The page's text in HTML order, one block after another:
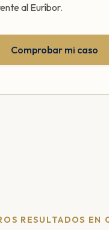
al Euríbor.
Comprobar mi caso
RESULTADOS EN